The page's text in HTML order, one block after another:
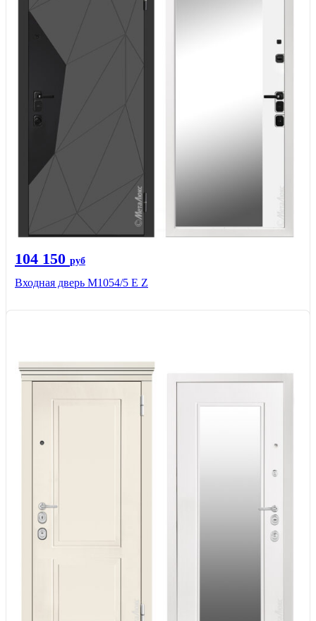
104 150 руб
Входная дверь М1054/5 Е Z